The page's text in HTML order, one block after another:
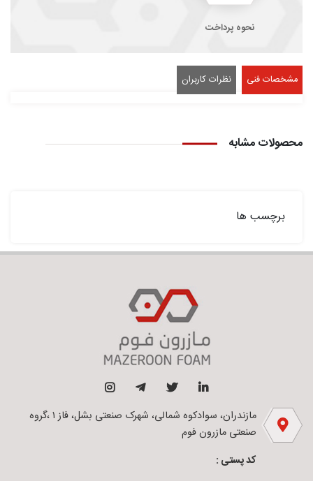
نحوه پرداخت
مشخصات فنی نظرات کاربران
محصولات مشابه
برچسب ها
مازندران، سوادکوه شمالی، شهرک صنعتی بشل، فاز ۱ ،گروه
صنعتی مازرون فوم
کد پستی :